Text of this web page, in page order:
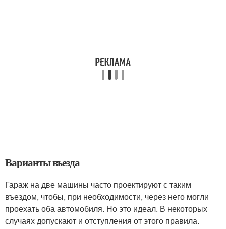
Варианты въезда
Гараж на две машины часто проектируют с таким
въездом, чтобы, при необходимости, через него могли
проехать оба автомобиля. Но это идеал. В некоторых
случаях допускают и отступления от этого правила.